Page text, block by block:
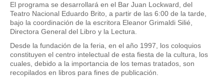
El programa se desarrollará en el Bar Juan Lockward, del
Teatro Nacional Eduardo Brito, a partir de las 6:00 de la tarde,
bajo la coordinación de la escritora Eleanor Grimaldi Silié,
Directora General del Libro y la Lectura.
Desde la fundación de la feria, en el año 1997, los coloquios
constituyen el centro intelectual de esta fiesta de la cultura, los
cuales, debido a la importancia de los temas tratados, son
recopilados en libros para fines de publicación.